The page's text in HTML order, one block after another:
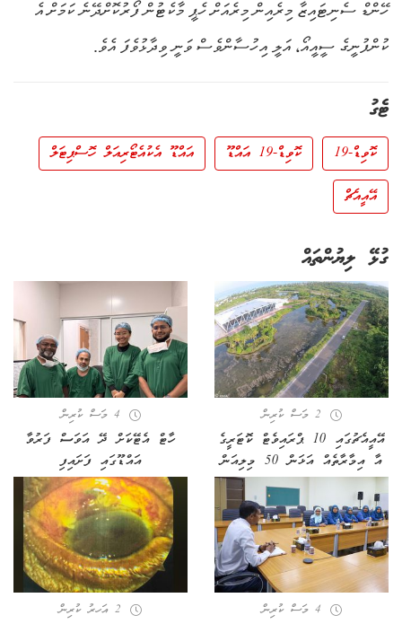
ހޭންޑް ސެނިޓައިޒާ މިރެއިން މިރެއަށް ހެޕީ މާކެޓުން ފޯރުކޮށްދޭނެ ކަމަށް އެ
ކުންފުނީގެ ސީއީއޯ، އަލީ އިހުސާންވެސް ވަނީ ވިދާޅުވެފަ އެވެ.
ޓެގު
ކޮވިޑް-19 ކޮވިޑް-19 އައްޑޫ
އައްޑޫ އެކުއެޓޯރިއަލް ހޮސްޕިޓަލް
އޭއީއެޗް
ގުޅޭ ލިޔުންތައް
2 މަސް ކުރިން
އޭއީއެޗުގައި 10 ޕްރައިވެޓް ކޮޓަރީގެ
އާ އިމާރާތެއް އަޅަން 50 މިލިއަން
4 މަސް ކުރިން
ހާޓް އެޓޭކަށް ދޭ އަވަސް ފަރުވާ
އައްޑޫގައި ފަށައިފި
4 މަސް ކުރިން 2 އަހރު ކުރިން